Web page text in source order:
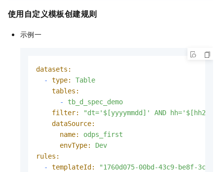
使用自定义模板创建规则
示例一
datasets:
-
type:
Table
tables:
-
tb_d_spec_demo
filter:
"dt='$[yyyymmdd]' AND hh='$[hh24-
dataSource:
name:
odps_first
envType:
Dev
rules:
-
templateId:
"1760d075-00bd-43c9-be8f-